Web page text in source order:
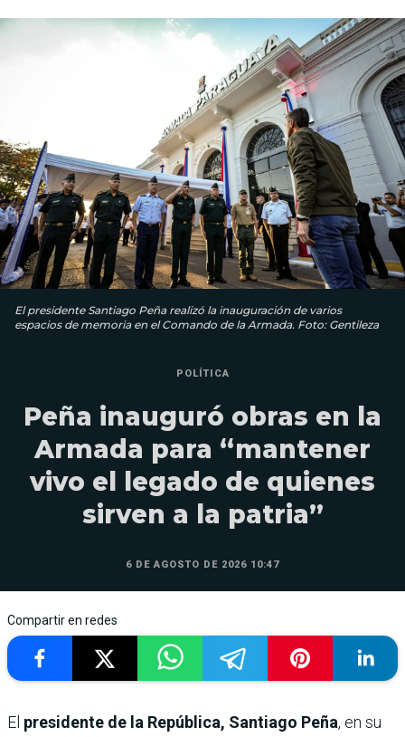
El presidente Santiago Peña realizó la inauguración de varios
espacios de memoria en el Comando de la Armada. Foto: Gentileza
POLÍTICA
Peña inauguró obras en la
Armada para “mantener
vivo el legado de quienes
sirven a la patria”
6 DE AGOSTO DE 2026 10:47
Compartir en redes
El presidente de la República, Santiago Peña, en su